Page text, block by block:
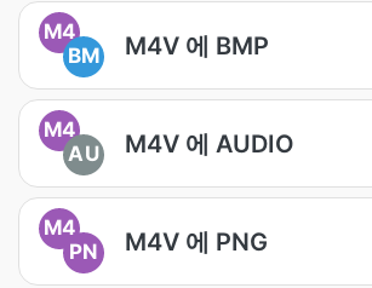
M4
BM
M4V 에 BMP
M4
AU
M4V 에 AUDIO
M4
PN
M4V 에 PNG